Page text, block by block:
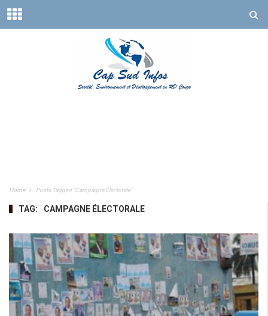
Home Posts Tagged "Campagne Électorale"
TAG: CAMPAGNE ÉLECTORALE